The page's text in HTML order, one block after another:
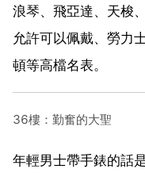
浪琴、飛亞達、天梭
允許可以佩戴、勞力
頓等高檔名表。
36樓：勤奮的大聖
年輕男士帶手錶的話